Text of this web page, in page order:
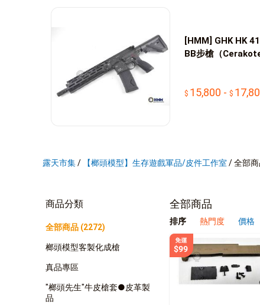
[HMM] GHK HK
BB步槍（Cerakote
15,800 -
露天市集/ 【榔頭模型】生存遊戲軍品/皮件工作室 /全部商
商品分類
全部商品 (2272)
榔頭模型客製化成槍
真品專區
"榔頭先生"牛皮槍套●皮革製
品
全部商品
排序 熱門度 價格